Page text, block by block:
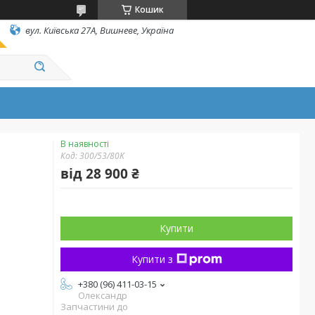
Кошик
вул. Київська 27А, Вишневе, Україна
В наявності
Код:300/53/80K
від28 900 ₴
Купити
Купити з
+380 (96) 411-03-15
Олександр
Запчастини до